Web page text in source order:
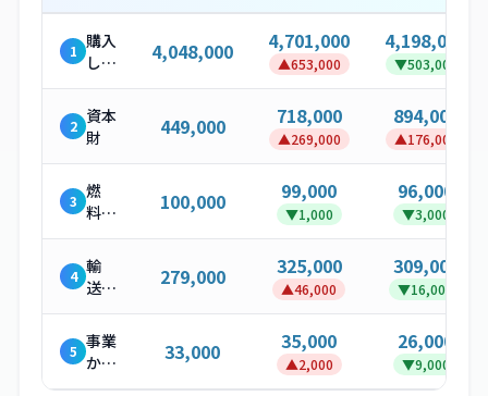
1 購入
した
製
品・
サー
ビス
4,048,000 4,701,000
▲653,000
4,198,000
▼503,000
2 資本
財
449,000 718,000
▲269,000
894,000
▲176,000
3 燃
料・
エネ
ルギ
ー関
連活
動
100,000 99,000
▼1,000
96,000
▼3,000
4 輸
送・
配送
（上
流）
279,000 325,000
▲46,000
309,000
▼16,000
5 事業
から
発生
33,000 35,000
▲2,000
26,000
▼9,000